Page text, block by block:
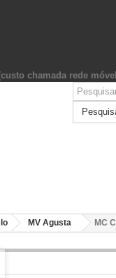
chamada rede
MV Agusta MC